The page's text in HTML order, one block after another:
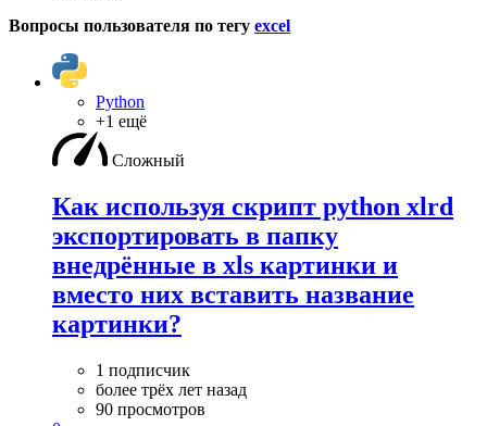
Вопросы пользователя по тегу excel
Python
+1 ещё
Сложный
Как используя скрипт python xlrd
экспортировать в папку
внедрённые в xls картинки и
вместо них вставить название
картинки?
1 подписчик
более трёх лет назад
90 просмотров